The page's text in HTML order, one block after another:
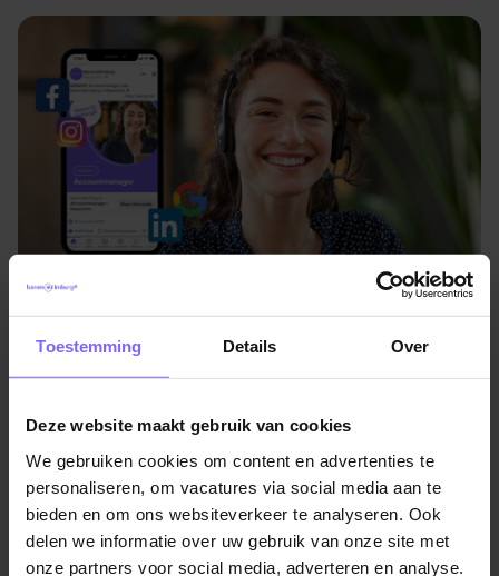
Toestemming Details Over
Deze website maakt gebruik van cookies
We gebruiken cookies om content en advertenties te
personaliseren, om vacatures via social media aan te
bieden en om ons websiteverkeer te analyseren. Ook
delen we informatie over uw gebruik van onze site met
onze partners voor social media, adverteren en analyse.
Plaats nu jouw vacature in Venlo!
Nu je weet hoe de juiste kandidaten kunt bereiken, is
het tijd om de vacature online te plaatsen. Via onze
website kun je makkelijk je vacaturetekst in een Word-
of PDF-bestand uploaden. Voeg indien gewenst extra
acties toe zoals een Job Marketing campagne en je
vacature staat albinnen 3 kantooruren online!